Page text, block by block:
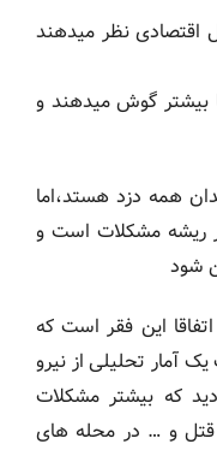
اقتصادی نظر میدهند
بیشتر گوش میدهند و
همه دزد هستد،اما
ریشه مشکلات است و
شود
این فقر است که
آمار تحلیلی از نیرو
که بیشتر مشکلات
قتل و … در محله های